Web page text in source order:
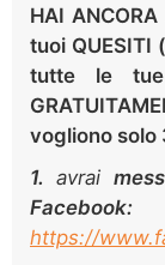
HAI ANCORA
tuoi QUESITI
tutte le tue
vogliono solo
1. avrai m
Facebook:
https://